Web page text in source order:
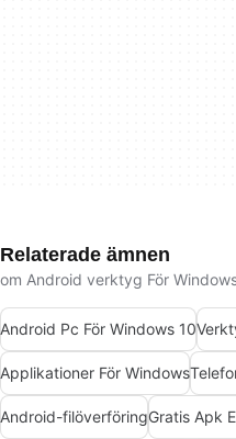
Relaterade ämnen
om Android verktyg För
Android Pc För Windows 10
Applikationer För Windows
Android-filöverföringGratis Apk